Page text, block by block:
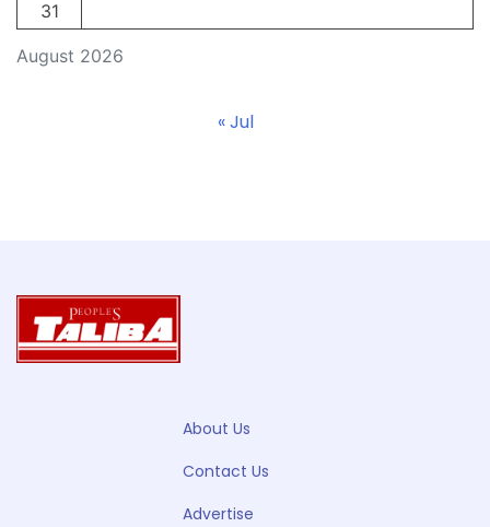
August 2026
31
« Jul
About Us
Contact Us
Advertise